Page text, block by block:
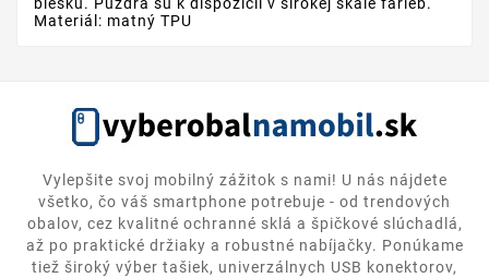
Materiál: matný TPU
Vylepšite svoj mobilný zážitok s nami! U nás nájdete
všetko, čo váš smartphone potrebuje - od trendových
obalov, cez kvalitné ochranné sklá a špičkové slúchadlá,
až po praktické držiaky a robustné nabíjačky. Ponúkame
tiež široký výber tašiek, univerzálnych USB konektorov,